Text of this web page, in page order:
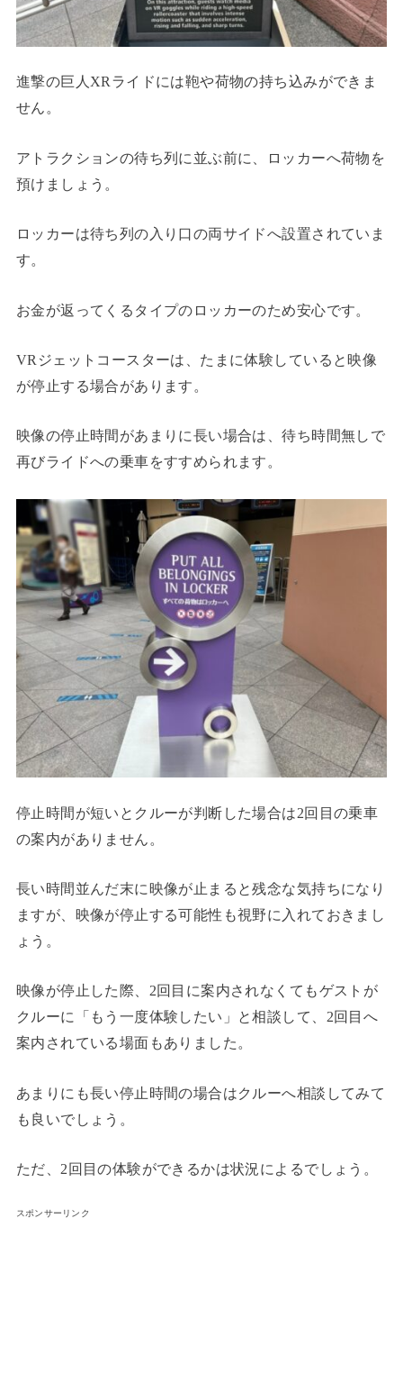
進撃の巨人XRライドには鞄や荷物の持ち込みができま
せん。
アトラクションの待ち列に並ぶ前に、ロッカーへ荷物を
預けましょう。
ロッカーは待ち列の入り口の両サイドへ設置されていま
す。
お金が返ってくるタイプのロッカーのため安心です。
VRジェットコースターは、たまに体験していると映像
が停止する場合があります。
映像の停止時間があまりに長い場合は、待ち時間無しで
再びライドへの乗車をすすめられます。
停止時間が短いとクルーが判断した場合は2回目の乗車
の案内がありません。
長い時間並んだ末に映像が止まると残念な気持ちになり
ますが、映像が停止する可能性も視野に入れておきまし
ょう。
映像が停止した際、2回目に案内されなくてもゲストが
クルーに「もう一度体験したい」と相談して、2回目へ
案内されている場面もありました。
あまりにも長い停止時間の場合はクルーへ相談してみて
も良いでしょう。
ただ、2回目の体験ができるかは状況によるでしょう。
スポンサーリンク